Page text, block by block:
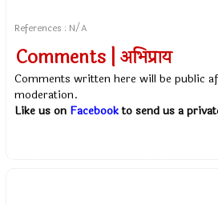
References : N/A
Comments | अभिप्राय
Comments written here will be public
moderation.
Like us on Facebookto send us a